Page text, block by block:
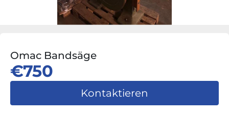
Omac Bandsäge
€750
Kontaktieren